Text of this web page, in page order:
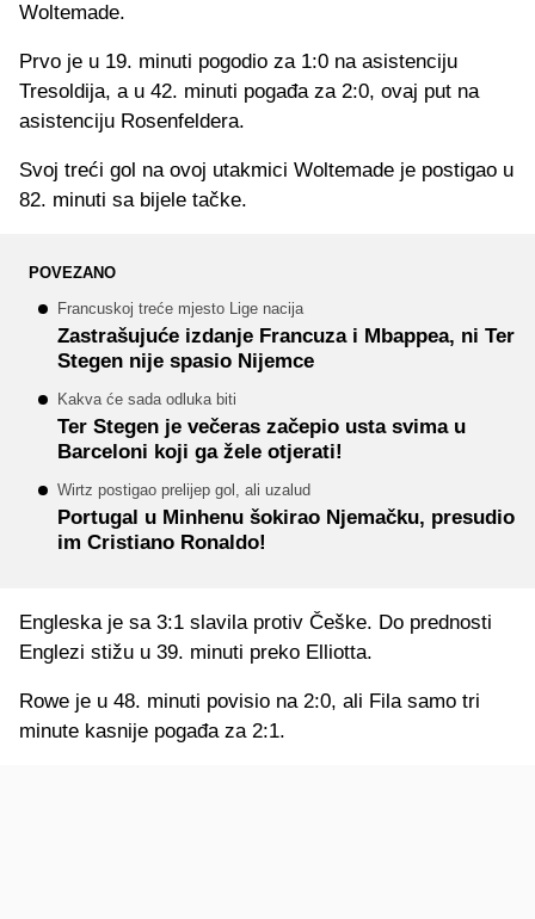
Woltemade.
Prvo je u 19. minuti pogodio za 1:0 na asistenciju
Tresoldija, a u 42. minuti pogađa za 2:0, ovaj put na
asistenciju Rosenfeldera.
Svoj treći gol na ovoj utakmici Woltemade je postigao u
82. minuti sa bijele tačke.
POVEZANO
Francuskoj treće mjesto Lige nacija
Zastrašujuće izdanje Francuza i Mbappea, ni Ter
Stegen nije spasio Nijemce
Kakva će sada odluka biti
Ter Stegen je večeras začepio usta svima u
Barceloni koji ga žele otjerati!
Wirtz postigao prelijep gol, ali uzalud
Portugal u Minhenu šokirao Njemačku, presudio
im Cristiano Ronaldo!
Engleska je sa 3:1 slavila protiv Češke. Do prednosti
Englezi stižu u 39. minuti preko Elliotta.
Rowe je u 48. minuti povisio na 2:0, ali Fila samo tri
minute kasnije pogađa za 2:1.